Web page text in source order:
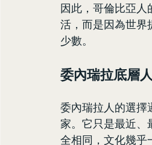
因此，哥倫比亞人
活，而是因為世界
少數。
委內瑞拉底層
委內瑞拉人的選擇
家。它只是最近、
全相同，文化幾乎